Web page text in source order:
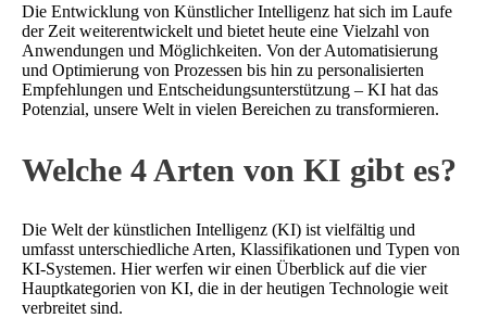
Die Entwicklung von Künstlicher Intelligenz hat sich im Laufe
der Zeit weiterentwickelt und bietet heute eine Vielzahl von
Anwendungen und Möglichkeiten. Von der Automatisierung
und Optimierung von Prozessen bis hin zu personalisierten
Empfehlungen und Entscheidungsunterstützung – KI hat das
Potenzial, unsere Welt in vielen Bereichen zu transformieren.
Welche 4 Arten von KI gibt es?
Die Welt der künstlichen Intelligenz (KI) ist vielfältig und
umfasst unterschiedliche Arten, Klassifikationen und Typen von
KI-Systemen. Hier werfen wir einen Überblick auf die vier
Hauptkategorien von KI, die in der heutigen Technologie weit
verbreitet sind.